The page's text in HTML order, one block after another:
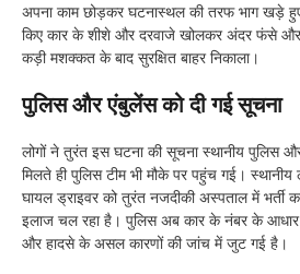
अपना काम छोड़कर घटनास्थल की तरफ भाग खड़े
किए कार के शीशे और दरवाजे खोलकर अंदर फंसे
कड़ी मशक्कत के बाद सुरक्षित बाहर निकाला।
पुलिस और एंबुलेंस को दी गई सूचना
लोगों ने तुरंत इस घटना की सूचना स्थानीय पुलिस
मिलते ही पुलिस टीम भी मौके पर पहुंच गई।
घायल ड्राइवर को तुरंत नजदीकी अस्पताल में भर्ती
इलाज चल रहा है। पुलिस अब कार के नंबर के आधार
और हादसे के असल कारणों की जांच में जुट गई है।